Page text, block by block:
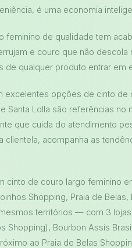
é uma economia
feminino de qualidade tem
e couro que não descola
de qualquer produto entrar em
excelentes opções de cinto de
Santa Lolla são referências no
que cuida do atendimento
clientela, acompanha as
cinto de couro largo feminino
Shopping, Praia de
territórios — com 3
Shopping), Bourbon Assis
ao Praia de Belas